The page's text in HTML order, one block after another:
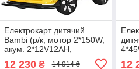
Електрокарт дитячий
Bambi (р/к, мотор 2*150W,
акум. 2*12V12AH,
12 230₴ 14 914 ₴ 12